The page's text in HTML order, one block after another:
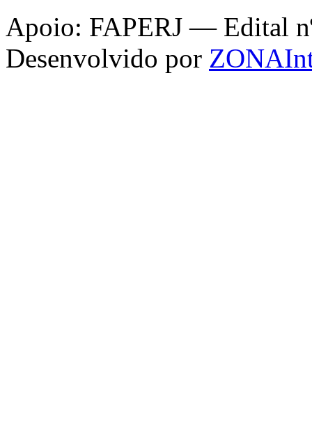
Apoio: FAPERJ — Edital
Desenvolvido por